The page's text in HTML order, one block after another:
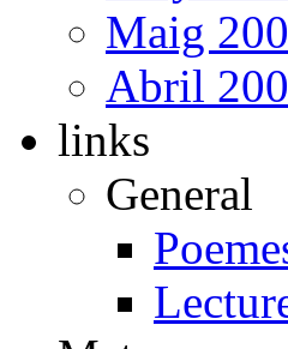
Maig
Abril
links
General